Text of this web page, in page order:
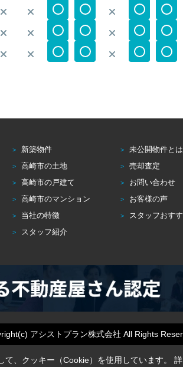
新築物件
未公開物件とは
高崎市の土地
売却査定
高崎市の戸建て
お問い合わせ
高崎市のマンション
お客様の声
当社の特徴
スタッフおす
スタッフ紹介
アシストプラン株式会社 All Rights
、クッキー（Cookie）を使用しています。